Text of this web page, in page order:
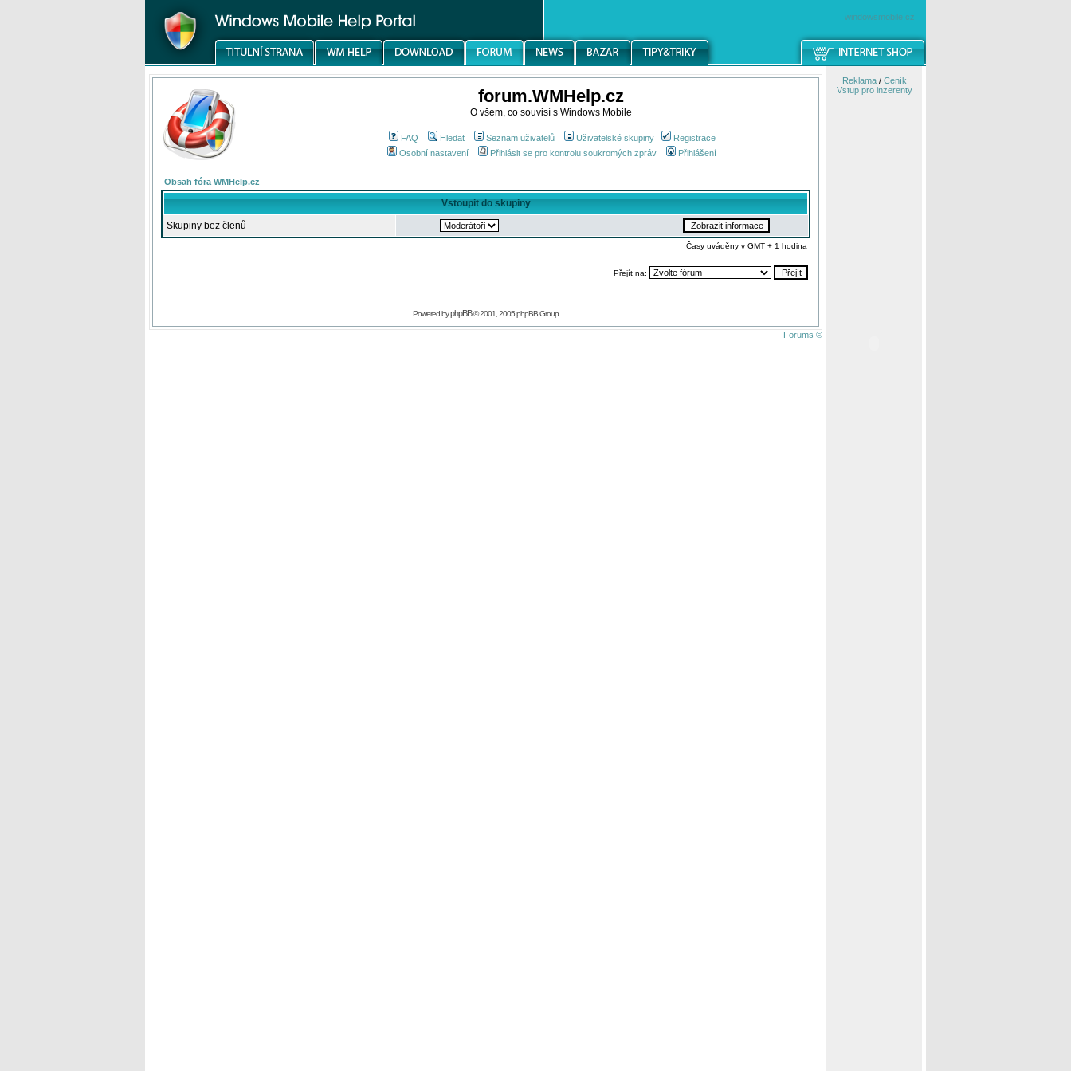
windowsmobile.cz
forum.WMHelp.cz
O všem, co souvisí s Windows Mobile
FAQ Hledat Seznam uživatelů Uživatelské skupiny
Registrace
Osobní nastavení
Přihlásit se pro kontrolu soukromých zpráv Přihlášení
Obsah fóra WMHelp.cz
Vstoupit do skupiny
Skupiny bez členů
Časy uváděny v GMT + 1 hodina
Přejít na:
Powered byphpBB© 2001, 2005 phpBB Group
Forums ©
Reklama/ Ceník
Vstup pro inzerenty